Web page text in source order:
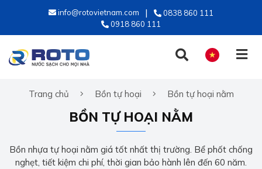
info@rotovietnam.com
0838 860 111
0918 860 111
TIẾNG VIỆT
Trang chủ Bồn tự hoại Bồn tự hoại nằm
BỒN TỰ HOẠI NẰM
Bồn nhựa tự hoại nằm giá tốt nhất thị trường. Bể phốt chống
nghẹt, tiết kiệm chi phí, thời gian bảo hành lên đến 60 năm.